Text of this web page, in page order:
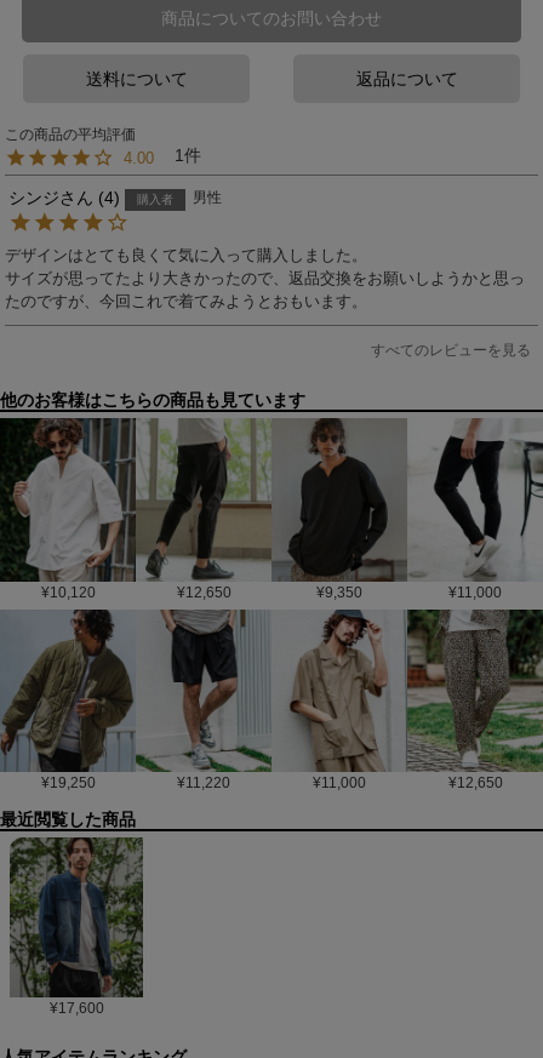
商品についてのお問い合わせ
送料について 返品について
4.00 1
シンジ 4 購入者 男性
デザインはとても良くて気に入って購入しました。
サイズが思ってたより大きかったので、返品交換をお願いしようかと思っ
たのですが、今回これで着てみようとおもいます。
すべてのレビューを見る
他のお客様はこちらの商品も見ています
¥10,120 ¥12,650 ¥9,350 ¥11,000
¥19,250 ¥11,220 ¥11,000 ¥12,650
最近閲覧した商品
¥17,600